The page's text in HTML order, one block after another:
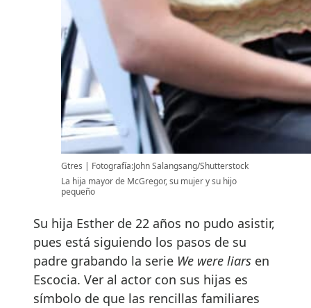
Gtres
Fotografía:John Salangsang/Shutterstock
La hija mayor de McGregor, su mujer y su hijo
pequeño
Su hija Esther de 22 años no pudo asistir,
pues está siguiendo los pasos de su
padre grabando la serie We were liars en
Escocia. Ver al actor con sus hijas es
símbolo de que las rencillas familiares